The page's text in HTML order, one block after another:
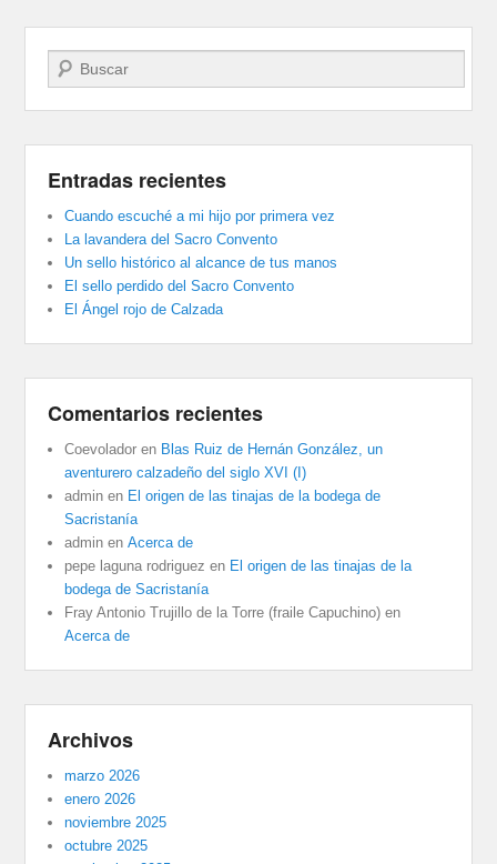
Buscar
Entradas recientes
Cuando escuché a mi hijo por primera vez
La lavandera del Sacro Convento
Un sello histórico al alcance de tus manos
El sello perdido del Sacro Convento
El Ángel rojo de Calzada
Comentarios recientes
Coevolador en Blas Ruiz de Hernán González, un
aventurero calzadeño del siglo XVI (I)
admin en El origen de las tinajas de la bodega de
Sacristanía
admin enAcerca de
pepe laguna rodriguez en El origen de las tinajas de la
bodega de Sacristanía
Fray Antonio Trujillo de la Torre (fraile Capuchino) en
Acerca de
Archivos
marzo 2026
enero 2026
noviembre 2025
octubre 2025